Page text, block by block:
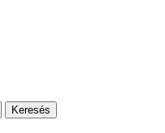
Keresés